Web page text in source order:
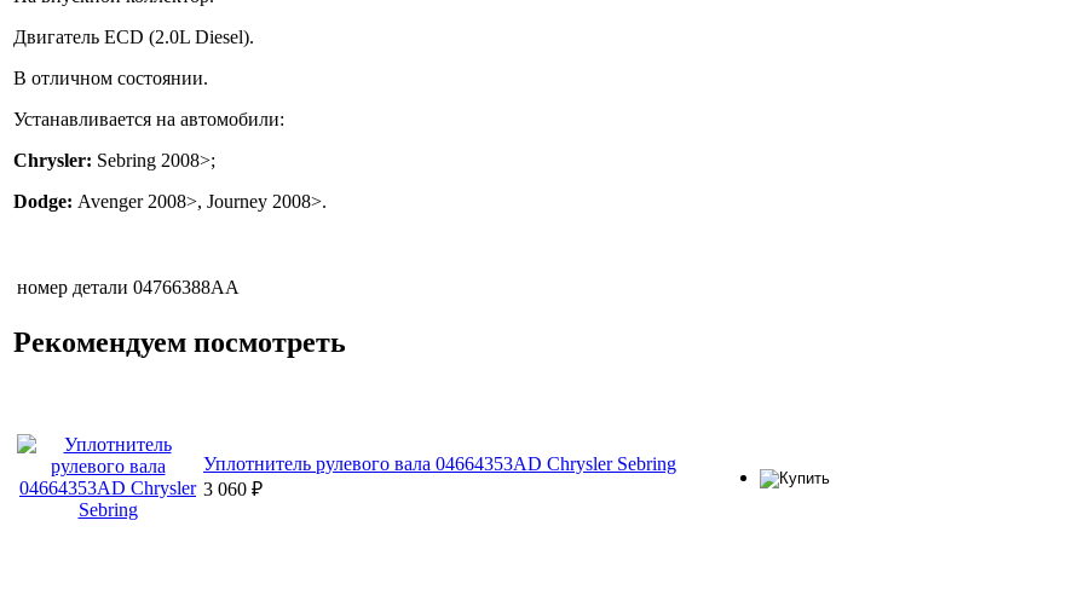
Двигатель ECD (2.0L Diesel).
В отличном состоянии.
Устанавливается на автомобили:
Chrysler: Sebring 2008>;
Dodge: Avenger 2008>, Journey 2008>.
номер детали 04766388AA
Рекомендуем посмотреть
Уплотнитель рулевого вала 04664353AD Chrysler Sebring
3 060 ₽